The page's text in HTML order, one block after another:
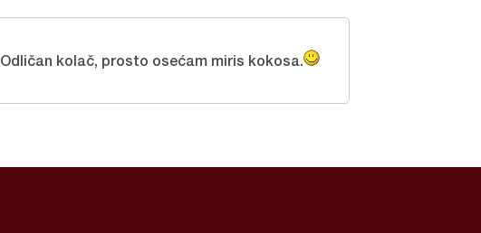
Odličan kolač, prosto osećam miris kokosa.